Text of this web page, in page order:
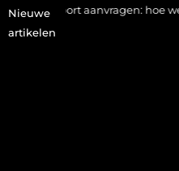
Nieuwe
artikelen
hoe werkt het